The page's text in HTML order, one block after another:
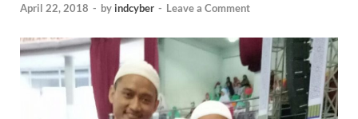
April 22, 2018 - by indcyber - Leave a Comment